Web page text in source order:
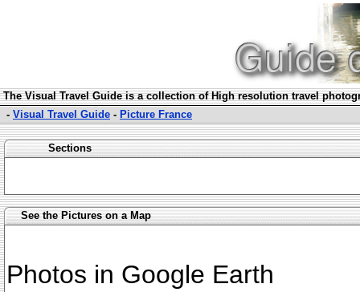
The Visual Travel Guide is a collection of High resolution travel
- Visual Travel Guide - Picture France
Sections
See the Pictures on a Map
Photos in Google Earth